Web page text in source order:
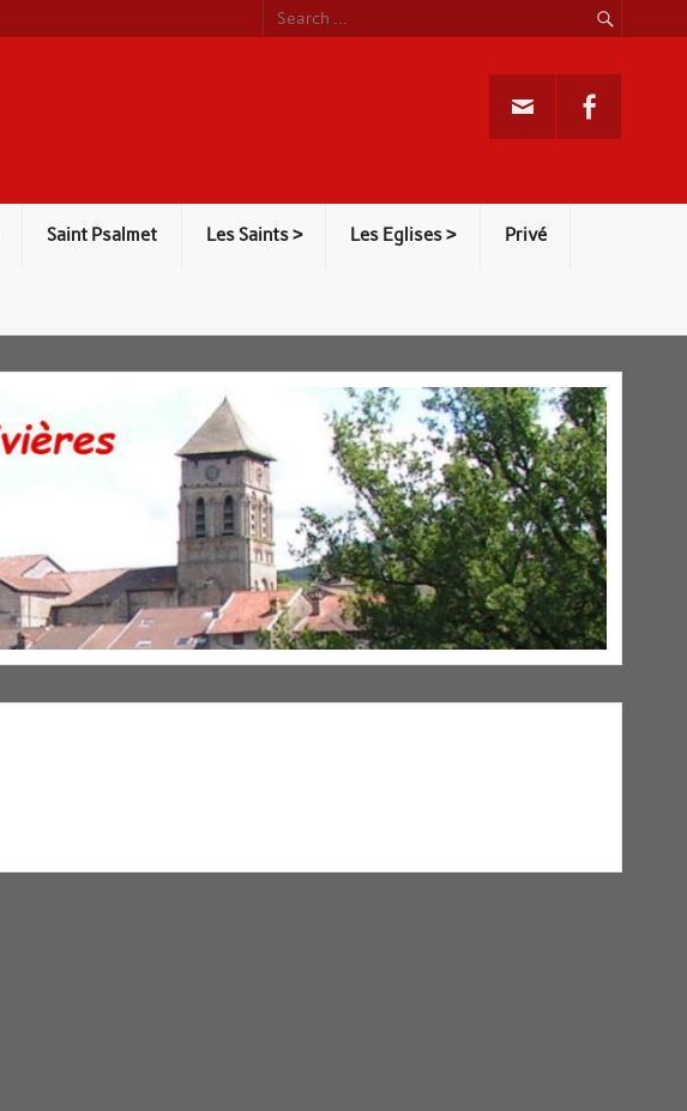
Saint Psalmet Les Saints > Les Eglises > Privé